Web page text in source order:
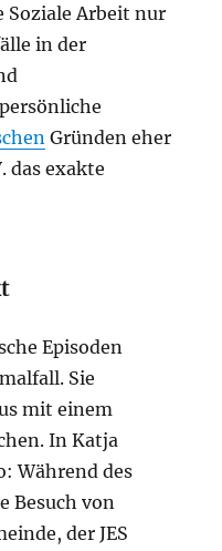
Soziale Arbeit nur
in der
Gründen eher
das exakte
Episoden
Sie
mit einem
In Katja
Während des
Besuch von
der JES